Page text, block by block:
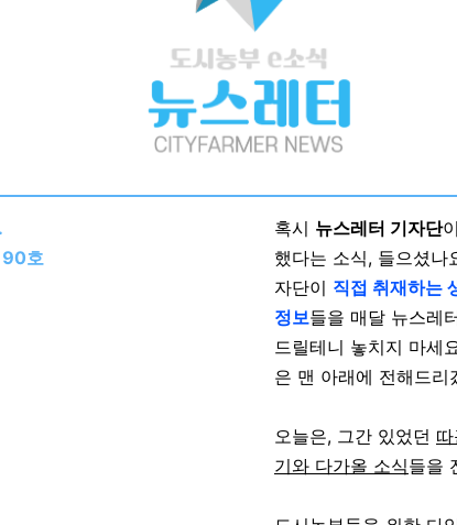
90호
혹시 뉴스레터 기자단
했다는 소식, 들으셨나
자단이 직접 취재하는
정보들을 매달 뉴스레
드릴테니 놓치지 마세
은 맨 아래에 전해드리
오늘은, 그간 있었던
기와 다가올 소식들을